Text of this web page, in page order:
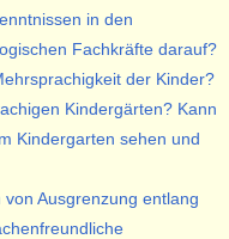
in den
Fachkräfte darauf?
der Kinder?
Kindergärten? Kann
Kindergarten sehen und
Ausgrenzung entlang